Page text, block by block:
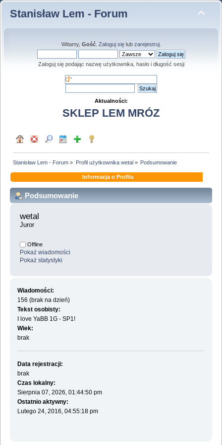
Stanisław Lem - Forum
Witamy, Gość. Zaloguj sięlub zarejestruj.
Zaloguj się podając nazwę użytkownika, hasło i długość sesji
Aktualności:
SKLEP LEM MRÓZ
Stanisław Lem - Forum » Profil użytkownika wetal» Podsumowanie
Informacja o Profilu
Podsumowanie
wetal
Juror
Offline
Pokaż wiadomości
Pokaż statystyki
Wiadomości:
156 (brak na dzień)
Tekst osobisty:
I love YaBB 1G - SP1!
Wiek:
brak
Data rejestracji:
brak
Czas lokalny:
Sierpnia 07, 2026, 01:44:50 pm
Ostatnio aktywny:
Lutego 24, 2016, 04:55:18 pm